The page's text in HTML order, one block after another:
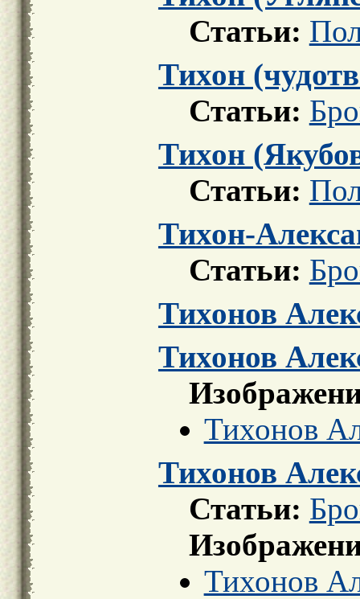
Статьи:
Тихон
Статьи:
Тихон
Статьи:
Тихон-
Статьи:
Тихонов
Тихонов
Тихонов
Тихонов
Статьи:
Тихонов